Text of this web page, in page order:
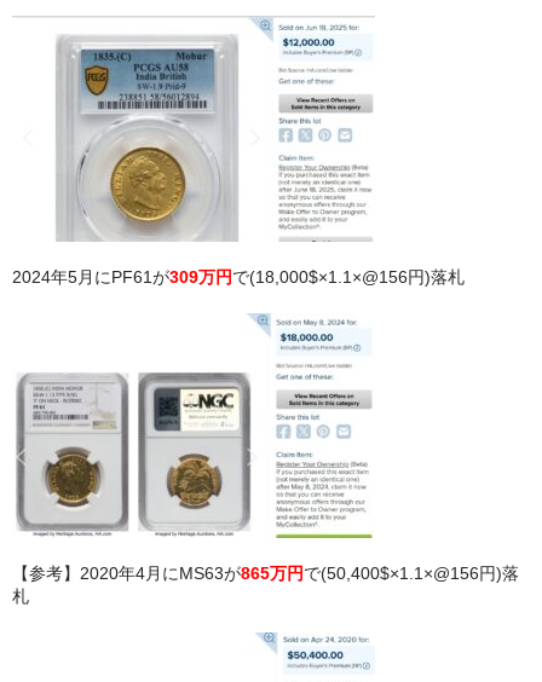
2024年5月にPF61が309万円で(18,000$×1.1×@156円)落札
【参考】2020年4月にMS63が865万円で(50,400$×1.1×@156円)落
札